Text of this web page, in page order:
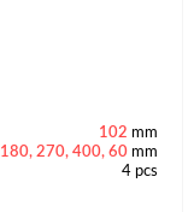
102 mm
180, 270, 400, 60 mm
4 pcs